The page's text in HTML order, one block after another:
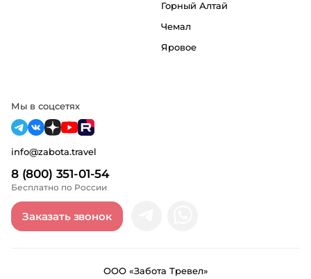
Горный Алтай
Чемал
Яровое
8 (800) 351-01-54
Бесплатно по России
info@zabota.travel
Заказать звонок
Мы в соцсетях
ООО «Забота Тревел»